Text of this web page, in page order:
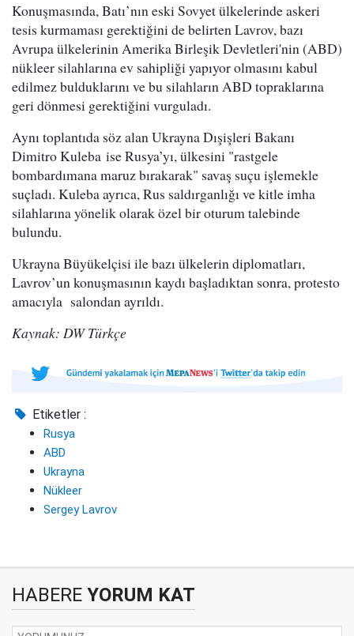
Konuşmasında, Batı’nın eski Sovyet ülkelerinde askeri
tesis kurmaması gerektiğini de belirten Lavrov, bazı
Avrupa ülkelerinin Amerika Birleşik Devletleri'nin (ABD)
nükleer silahlarına ev sahipliği yapıyor olmasını kabul
edilmez bulduklarını ve bu silahların ABD topraklarına
geri dönmesi gerektiğini vurguladı.
Aynı toplantıda söz alan Ukrayna Dışişleri Bakanı
Dimitro Kuleba ise Rusya’yı, ülkesini "rastgele
bombardımana maruz bırakarak" savaş suçu işlemekle
suçladı. Kuleba ayrıca, Rus saldırganlığı ve kitle imha
silahlarına yönelik olarak özel bir oturum talebinde
bulundu.
Ukrayna Büyükelçisi ile bazı ülkelerin diplomatları,
Lavrov’un konuşmasının kaydı başladıktan sonra, protesto
amacıyla salondan ayrıldı.
Kaynak: DW Türkçe
Etiketler :
Rusya
ABD
Ukrayna
Nükleer
Sergey Lavrov
HABERE YORUM KAT